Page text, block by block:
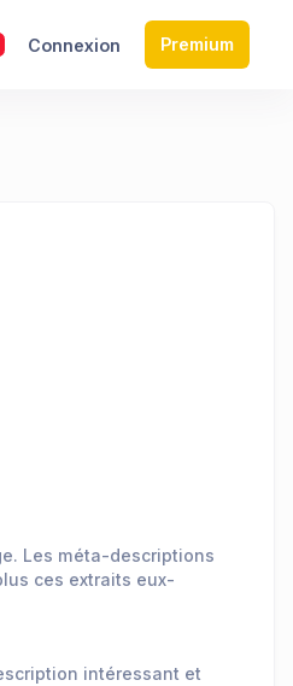
Connexion Premium
Les méta-descriptions
ces extraits eux-
intéressant et